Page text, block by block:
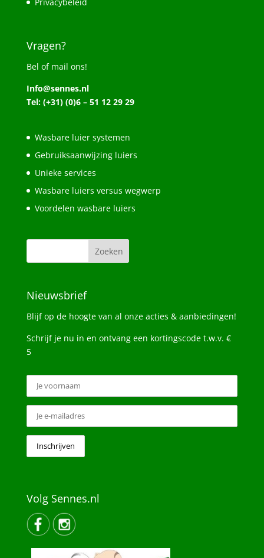
Vragen?
Bel of mail ons!
Info@sennes.nl
Tel: (+31) (0)6 – 51 12 29 29
Wasbare luier systemen
Gebruiksaanwijzing luiers
Unieke services
Wasbare luiers versus wegwerp
Voordelen wasbare luiers
Nieuwsbrief
Blijf op de hoogte van al onze acties & aanbiedingen!
Schrijf je nu in en ontvang een kortingscode t.w.v. €
5
Volg Sennes.nl